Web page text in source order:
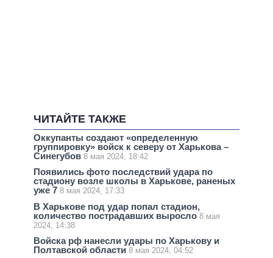
ЧИТАЙТЕ ТАКЖЕ
Оккупанты создают «определенную
группировку» войск к северу от Харькова –
Синегубов 8 мая 2024, 18:42
Появились фото последствий удара по
стадиону возле школы в Харькове, раненых
уже 7 8 мая 2024, 17:33
В Харькове под удар попал стадион,
количество пострадавших выросло 8 мая
2024, 14:38
Войска рф нанесли удары по Харькову и
Полтавской области 8 мая 2024, 04:52